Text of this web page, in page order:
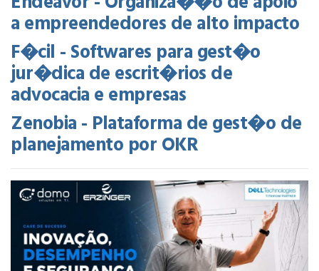
a empreendedores de alto impacto
F�cil - Softwares para gest�o
jur�dica de escrit�rios de
advocacia e empresas
Zenobia - Plataforma de gest�o de
planejamento por OKR